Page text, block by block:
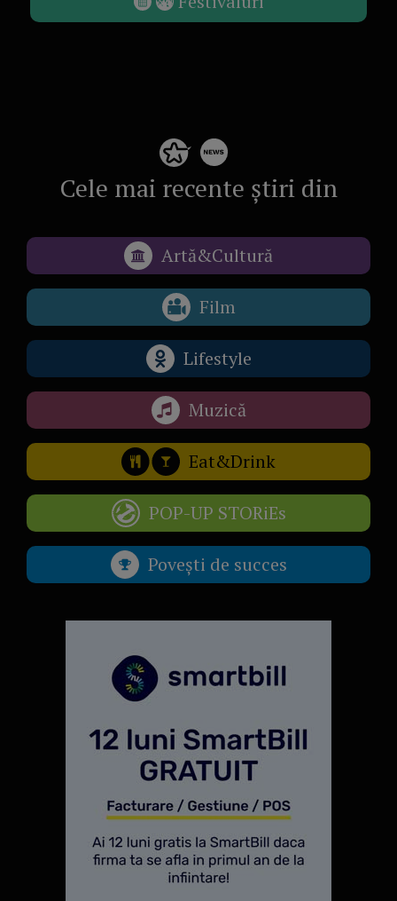
Cele mai recente știri din
Artă&Cultură
Film
Lifestyle
Muzică
Eat&Drink
POP-UP STORiEs
Povești de succes